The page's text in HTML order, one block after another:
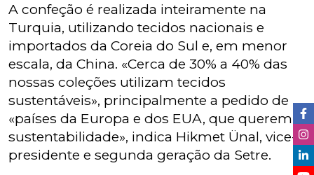
A confeção é realizada inteiramente na
Turquia, utilizando tecidos nacionais e
importados da Coreia do Sul e, em menor
escala, da China. «Cerca de 30% a 40% das
nossas coleções utilizam tecidos
sustentáveis», principalmente a pedido de
«países da Europa e dos EUA, que querem
sustentabilidade», indica Hikmet Ünal, vice-
presidente e segunda geração da Setre.